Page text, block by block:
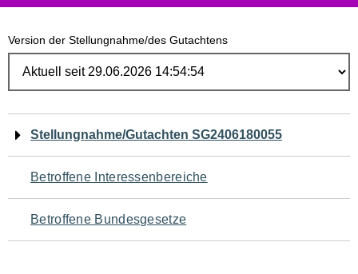
Version der Stellungnahme/des Gutachtens
Navigation
für
den
Seiteninhalt
Stellungnahme/Gutachten SG2406180055
Betroffene Interessenbereiche
Betroffene Bundesgesetze